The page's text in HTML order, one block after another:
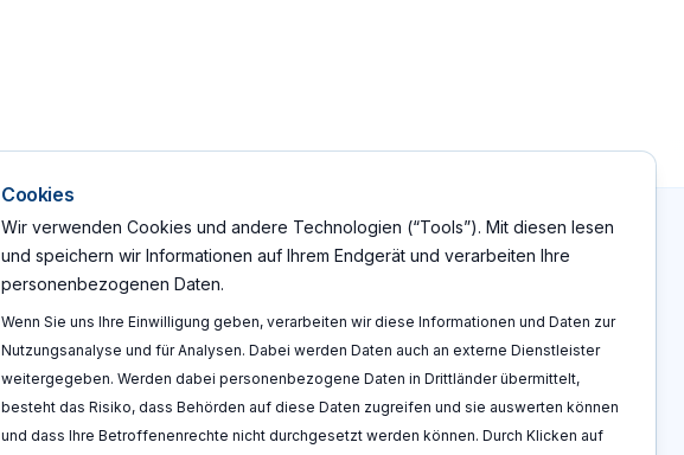
Aktionen
Log In
Registrieren
Demo buchen
Rechtshinweise
Impressum
Datenschutzerklärung
AGBs
Cookie Richtlinien
Cookies
Wir verwenden Cookies und andere Technologien (“Tools”). Mit diesen lesen
und speichern wir Informationen auf Ihrem Endgerät und verarbeiten Ihre
personenbezogenen Daten.
Wenn Sie uns Ihre Einwilligung geben, verarbeiten wir diese Informationen und Daten zur
Nutzungsanalyse und für Analysen. Dabei werden Daten auch an externe Dienstleister
weitergegeben. Werden dabei personenbezogene Daten in Drittländer übermittelt,
besteht das Risiko, dass Behörden auf diese Daten zugreifen und sie auswerten können
und dass Ihre Betroffenenrechte nicht durchgesetzt werden können. Durch Klicken auf